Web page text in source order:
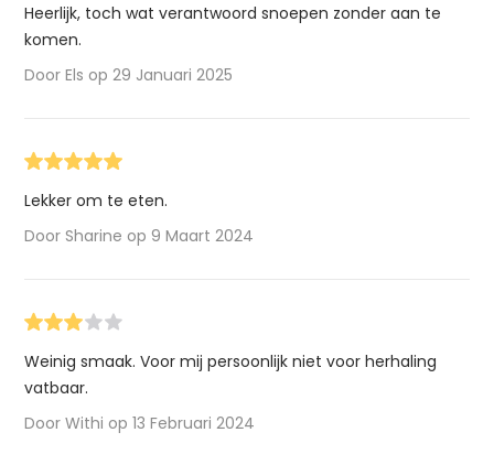
Heerlijk, toch wat verantwoord snoepen zonder aan te
komen.
Door Els op 29 Januari 2025
Lekker om te eten.
Door Sharine op 9 Maart 2024
Weinig smaak. Voor mij persoonlijk niet voor herhaling
vatbaar.
Door Withi op 13 Februari 2024